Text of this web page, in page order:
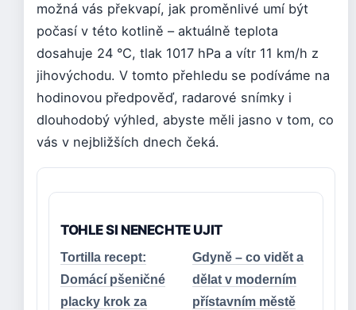
možná vás překvapí, jak proměnlivé umí být
počasí v této kotlině – aktuálně teplota
dosahuje 24 °C, tlak 1017 hPa a vítr 11 km/h z
jihovýchodu. V tomto přehledu se podíváme na
hodinovou předpověď, radarové snímky i
dlouhodobý výhled, abyste měli jasno v tom, co
vás v nejbližších dnech čeká.
TOHLE SI NENECHTE UJIT
Tortilla recept:
Domácí pšeničné
placky krok za
Gdyně – co vidět a
dělat v moderním
přístavním městě